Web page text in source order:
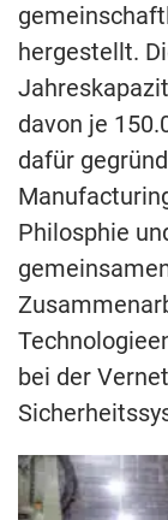
hergestellt.
davon je
dafür
Philosphie
bei der